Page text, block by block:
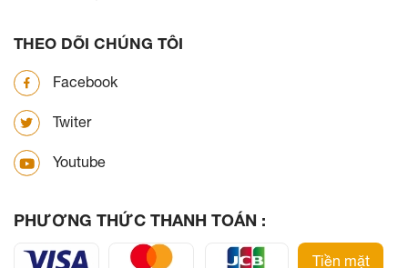
THEO DÕI CHÚNG TÔI
Facebook
Twiter
Youtube
PHƯƠNG THỨC THANH TOÁN :
Tiền mặt